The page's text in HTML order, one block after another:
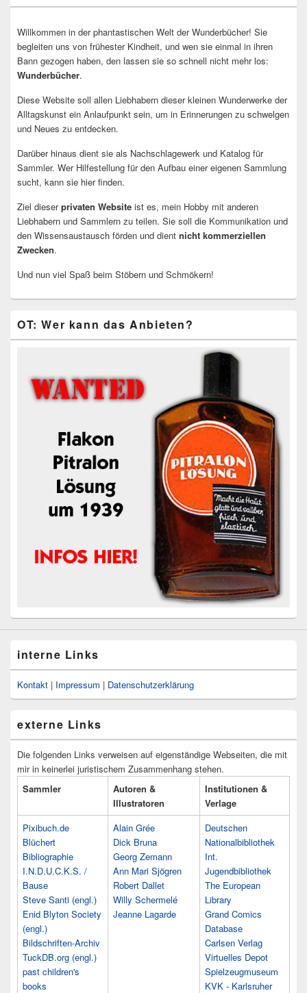
Willkommen in der phantastischen Welt der Wunderbücher! Sie
begleiten uns von frühester Kindheit, und wen sie einmal in ihren
Bann gezogen haben, den lassen sie so schnell nicht mehr los:
Wunderbücher.
Diese Website soll allen Liebhabern dieser kleinen Wunderwerke der
Alltagskunst ein Anlaufpunkt sein, um in Erinnerungen zu schwelgen
und Neues zu entdecken.
Darüber hinaus dient sie als Nachschlagewerk und Katalog für
Sammler. Wer Hilfestellung für den Aufbau einer eigenen Sammlung
sucht, kann sie hier finden.
Ziel dieserprivaten Website ist es, mein Hobby mit anderen
Liebhabern und Sammlern zu teilen. Sie soll die Kommunikation und
den Wissensaustausch förden und dient nicht kommerziellen
Zwecken.
Und nun viel Spaß beim Stöbern und Schmökern!
OT: Wer kann das Anbieten?
interne Links
Kontakt | Impressum | Datenschutzerklärung
externe Links
Die folgenden Links verweisen auf eigenständige Webseiten, die mit
mir in keinerlei juristischem Zusammenhang stehen.
Sammler
Autoren &
Illustratoren
Institutionen &
Verlage
Pixibuch.de
Blüchert
Bibliographie
I.N.D.U.C.K.S. /
Bause
Steve Santi (engl.)
Enid Blyton Society
(engl.)
Bildschriften-Archiv
TuckDB.org (engl.)
past children's
books
Alain Grée
Dick Bruna
Georg Zemann
Ann Mari Sjögren
Robert Dallet
Willy Schermelé
Jeanne Lagarde
Deutschen
Nationalbibliothek
Int.
Jugendbibliothek
The European
Library
Grand Comics
Database
Carlsen Verlag
Virtuelles Depot
Spielzeugmuseum
KVK - Karlsruher